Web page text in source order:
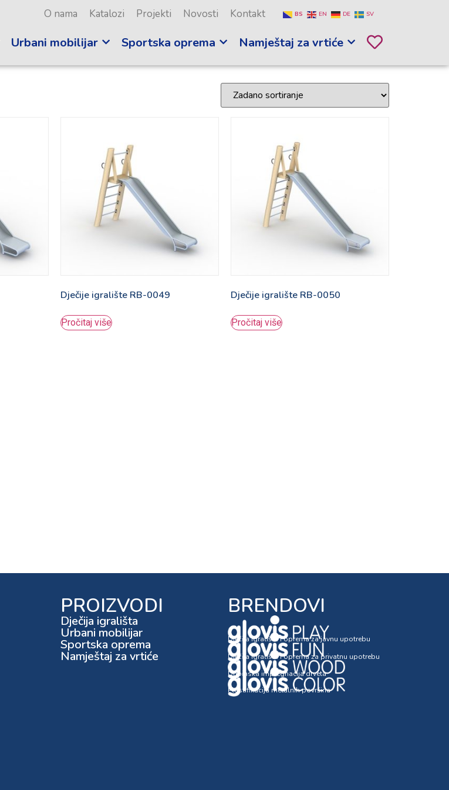
O nama Katalozi Projekti Novosti Kontakt BS EN DE SV
Urbani mobilijar Sportska oprema Namještaj za vrtiće
Dječije igralište RB-0049
Pročitaj više
Dječije igralište RB-0050
Pročitaj više
PROIZVODI
Dječija igrališta
Urbani mobilijar
Sportska oprema
Namještaj za vrtiće
BRENDOVI
Dječija igrališta i oprema za javnu upotrebu
Dječija igrališta i oprema za privatnu upotrebu
Dubinska impregnacija drveta
Plastifikacija metalnih površina